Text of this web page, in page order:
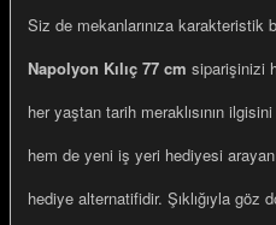
Siz de mekanlarınıza karakteristik
Napolyon Kılıç 77 cm siparişinizi
her yaştan tarih meraklısının
hem de yeni iş yeri hediyesi
hediye alternatifidir. Şıklığıyla göz